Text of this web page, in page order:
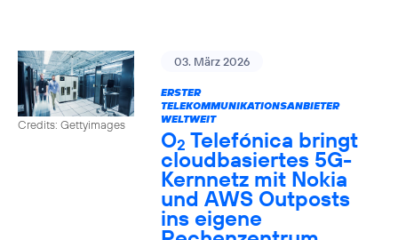
Credits: Gettyimages
03. März 2026
ERSTER
TELEKOMMUNIKATIONSANBIETER
WELTWEIT
O2 Telefónica bringt
cloudbasiertes 5G-
Kernnetz mit Nokia
und AWS Outposts
ins eigene